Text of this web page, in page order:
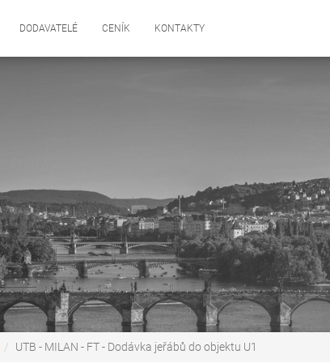
DODAVATELÉ CENÍK KONTAKTY
UTB - MILAN - FT - Dodávka jeřábů do objektu U1